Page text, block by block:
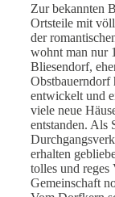
Zur bekannten
Ortsteile mit
der
wohnt man nur
Bliesendorf,
Obstbauerndorf
entwickelt und
viele neue
entstanden. Als
erhalten
tolles und reges
Gemeinschaft